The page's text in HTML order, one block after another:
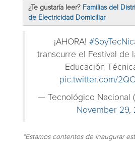
¿Te gustaría leer? Familias del
de Electricidad Domiciliar
¡AHORA!
transcurre el Festival de
Educación
pic.twitter.com/
— Tecnológico Nacional
November 29,
“Estamos contentos de inaugurar